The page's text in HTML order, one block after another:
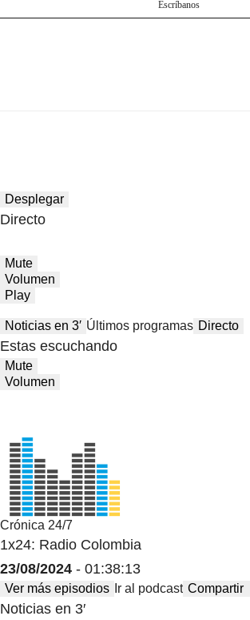
Escríbanos
Desplegar
Directo
Mute
Volumen
Play
Noticias en 3′ Últimos programas Directo
Estas escuchando
Mute
Volumen
Crónica 24/7
1x24: Radio Colombia
23/08/2024 - 01:38:13
Ver más episodios Ir al podcast Compartir
Noticias en 3′